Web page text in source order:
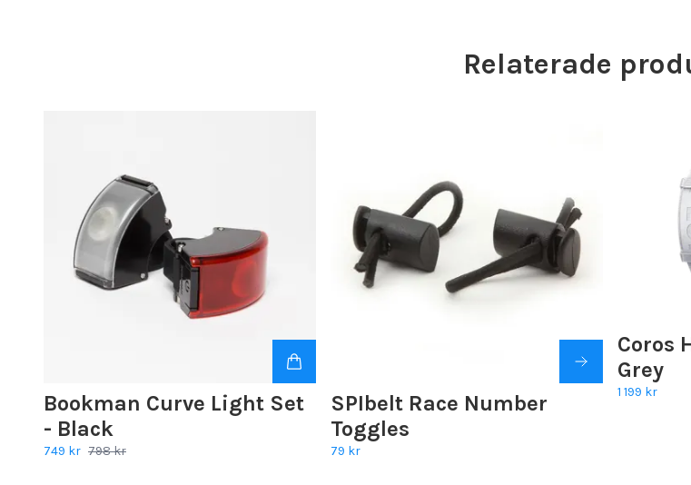
Relaterade
Bookman Curve Light Set
- Black
749 kr 798 kr
SPIbelt Race Number
Toggles
79 kr
Coros
Grey
1 199 kr